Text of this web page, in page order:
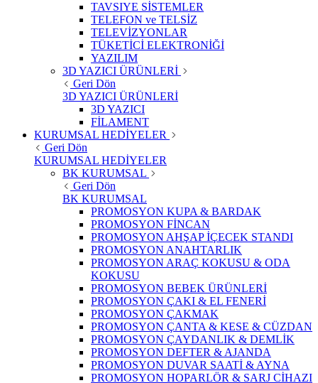
TAVSIYE SİSTEMLER
TELEFON ve TELSİZ
TELEVİZYONLAR
TÜKETİCİ ELEKTRONİĞİ
YAZILIM
3D YAZICI ÜRÜNLERİ
Geri Dön
3D YAZICI ÜRÜNLERİ
3D YAZICI
FİLAMENT
KURUMSAL HEDİYELER
Geri Dön
KURUMSAL HEDİYELER
BK KURUMSAL
Geri Dön
BK KURUMSAL
PROMOSYON KUPA & BARDAK
PROMOSYON FİNCAN
PROMOSYON AHŞAP İÇECEK STANDI
PROMOSYON ANAHTARLIK
PROMOSYON ARAÇ KOKUSU & ODA
KOKUSU
PROMOSYON BEBEK ÜRÜNLERİ
PROMOSYON ÇAKI & EL FENERİ
PROMOSYON ÇAKMAK
PROMOSYON ÇANTA & KESE & CÜZDAN
PROMOSYON ÇAYDANLIK & DEMLİK
PROMOSYON DEFTER & AJANDA
PROMOSYON DUVAR SAATİ & AYNA
PROMOSYON HOPARLÖR & SARJ CİHAZI